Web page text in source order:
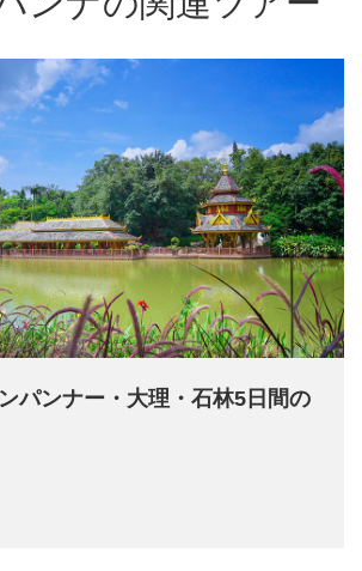
パンナー・大理・石林5日間の